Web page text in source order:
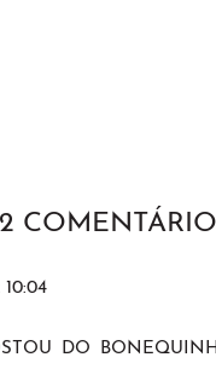
2
DO